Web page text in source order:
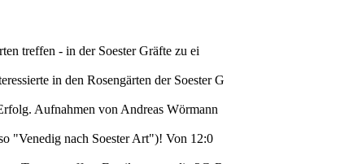
treffen - in der Soester Gräfte zu ei
in den Rosengärten der Soester G
Aufnahmen von Andreas Wörmann
"Venedig nach Soester Art")! Von 12:0